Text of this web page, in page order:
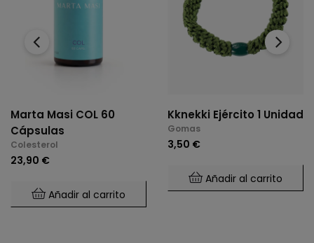
Marta Masi COL 60
Cápsulas
Colesterol
23,90 €
Añadir al carrito
Kknekki Ejército 1 Unidad
Gomas
3,50 €
Añadir al carrito
‹ ›